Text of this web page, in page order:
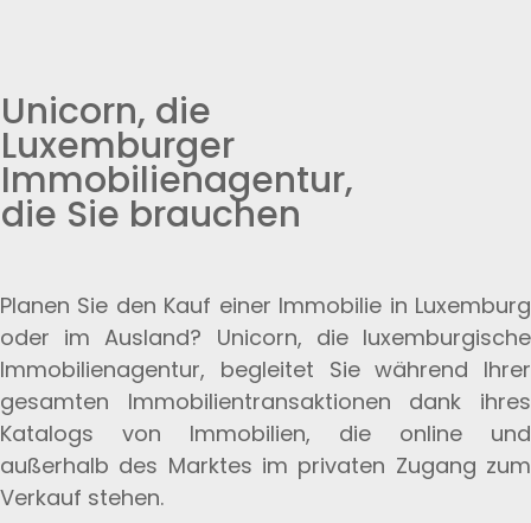
Unicorn, die
Luxemburger
Immobilienagentur,
die Sie brauchen
Planen Sie den Kauf einer Immobilie in Luxemburg
oder im Ausland? Unicorn, die luxemburgische
Immobilienagentur, begleitet Sie während Ihrer
gesamten Immobilientransaktionen dank ihres
Katalogs von Immobilien, die online und
außerhalb des Marktes im privaten Zugang zum
Verkauf stehen.